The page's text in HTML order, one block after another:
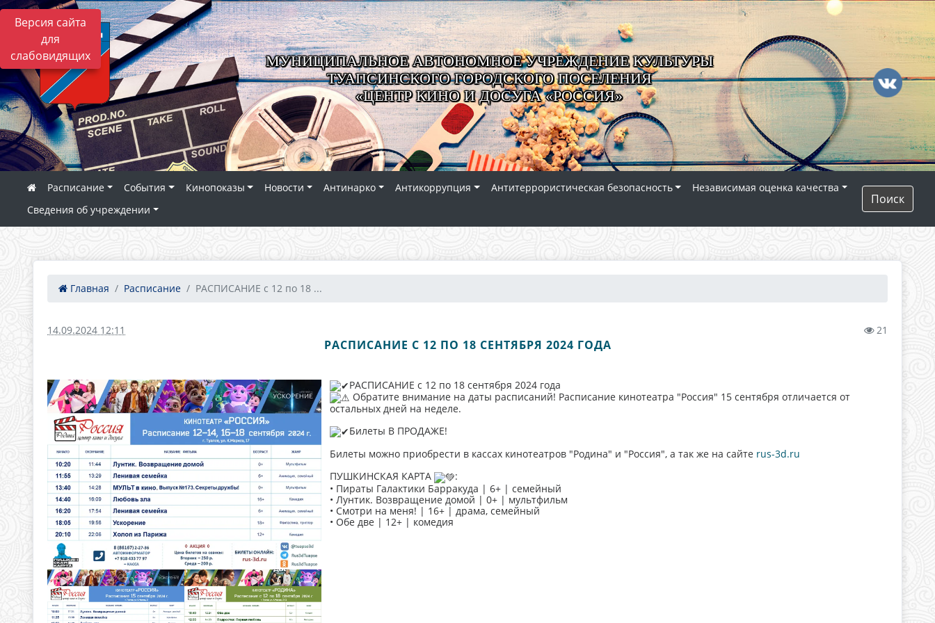
Версия сайта
для
слабовидящих
МУНИЦИПАЛЬНОЕ АВТОНОМНОЕ УЧРЕЖДЕНИЕ КУЛЬТУРЫ
ТУАПСИНСКОГО ГОРОДСКОГО ПОСЕЛЕНИЯ
«ЦЕНТР КИНО И ДОСУГА «РОССИЯ»
Расписание События Кинопоказы Новости Антинарко Антикоррупция Антитеррористическая безопасность
Независимая оценка качества
Сведения об учреждении
Поиск
Главная Расписание РАСПИСАНИЕ с 12 по 18 ...
14.09.2024 12:11 21
РАСПИСАНИЕ С 12 ПО 18 СЕНТЯБРЯ 2024 ГОДА
РАСПИСАНИЕ с 12 по 18 сентября 2024 года
Обратите внимание на даты расписаний! Расписание кинотеатра "Россия" 15 сентября отличается от
остальных дней на неделе.
Билеты В ПРОДАЖЕ!
Билеты можно приобрести в кассах кинотеатров "Родина" и "Россия", а так же на сайте rus-3d.ru
ПУШКИНСКАЯ КАРТА
:
• Пираты Галактики Барракуда | 6+ | семейный
• Лунтик. Возвращение домой | 0+ | мультфильм
• Смотри на меня! | 16+ | драма, семейный
• Обе две | 12+ | комедия